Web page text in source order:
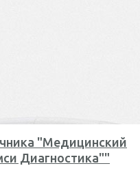
"Медицинский
Диагностика""